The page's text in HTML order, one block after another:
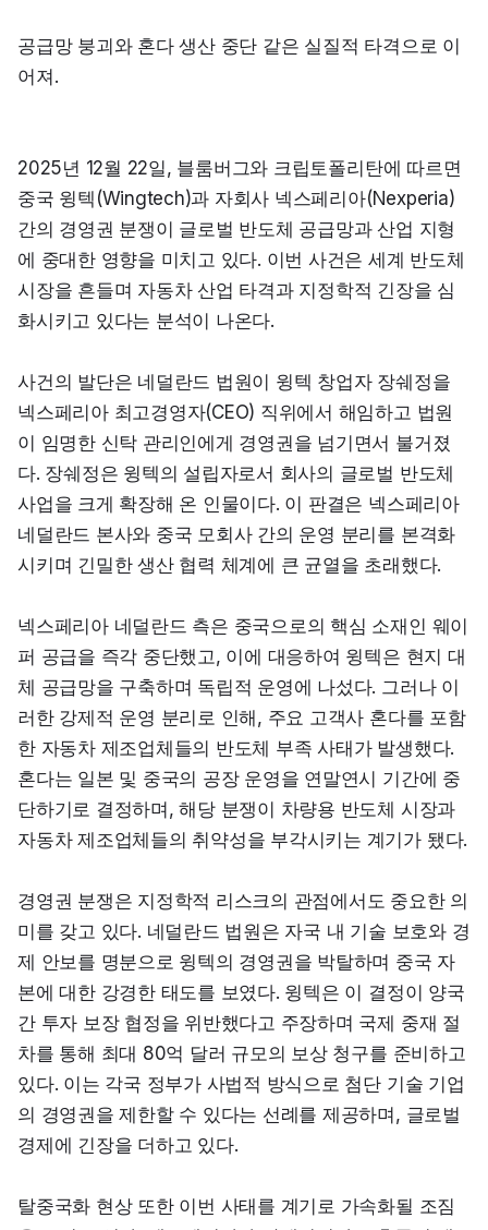
공급망 붕괴와 혼다 생산 중단 같은 실질적 타격으로 이
어져.
2025년 12월 22일, 블룸버그와 크립토폴리탄에 따르면
중국 윙텍(Wingtech)과 자회사 넥스페리아(Nexperia)
간의 경영권 분쟁이 글로벌 반도체 공급망과 산업 지형
에 중대한 영향을 미치고 있다. 이번 사건은 세계 반도체
시장을 흔들며 자동차 산업 타격과 지정학적 긴장을 심
화시키고 있다는 분석이 나온다.
사건의 발단은 네덜란드 법원이 윙텍 창업자 장쉐정을
넥스페리아 최고경영자(CEO) 직위에서 해임하고 법원
이 임명한 신탁 관리인에게 경영권을 넘기면서 불거졌
다. 장쉐정은 윙텍의 설립자로서 회사의 글로벌 반도체
사업을 크게 확장해 온 인물이다. 이 판결은 넥스페리아
네덜란드 본사와 중국 모회사 간의 운영 분리를 본격화
시키며 긴밀한 생산 협력 체계에 큰 균열을 초래했다.
넥스페리아 네덜란드 측은 중국으로의 핵심 소재인 웨이
퍼 공급을 즉각 중단했고, 이에 대응하여 윙텍은 현지 대
체 공급망을 구축하며 독립적 운영에 나섰다. 그러나 이
러한 강제적 운영 분리로 인해, 주요 고객사 혼다를 포함
한 자동차 제조업체들의 반도체 부족 사태가 발생했다.
혼다는 일본 및 중국의 공장 운영을 연말연시 기간에 중
단하기로 결정하며, 해당 분쟁이 차량용 반도체 시장과
자동차 제조업체들의 취약성을 부각시키는 계기가 됐다.
경영권 분쟁은 지정학적 리스크의 관점에서도 중요한 의
미를 갖고 있다. 네덜란드 법원은 자국 내 기술 보호와 경
제 안보를 명분으로 윙텍의 경영권을 박탈하며 중국 자
본에 대한 강경한 태도를 보였다. 윙텍은 이 결정이 양국
간 투자 보장 협정을 위반했다고 주장하며 국제 중재 절
차를 통해 최대 80억 달러 규모의 보상 청구를 준비하고
있다. 이는 각국 정부가 사법적 방식으로 첨단 기술 기업
의 경영권을 제한할 수 있다는 선례를 제공하며, 글로벌
경제에 긴장을 더하고 있다.
탈중국화 현상 또한 이번 사태를 계기로 가속화될 조짐